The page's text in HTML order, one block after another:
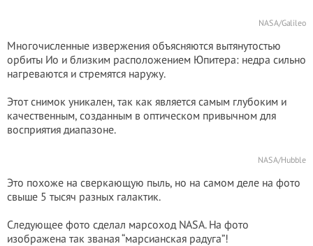
NASA/Galileo
Многочисленные извержения объясняются вытянутостью
орбиты Ио и близким расположением Юпитера: недра сильно
нагреваются и стремятся наружу.
Этот снимок уникален, так как является самым глубоким и
качественным, созданным в оптическом привычном для
восприятия диапазоне.
NASA/Hubble
Это похоже на сверкающую пыль, но на самом деле на фото
свыше 5 тысяч разных галактик.
Следующее фото сделал марсоход NASA. На фото
изображена так званая “марсианская радуга”!